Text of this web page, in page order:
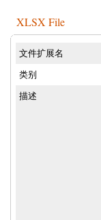
XLSX File
文件扩展名
类别
描述